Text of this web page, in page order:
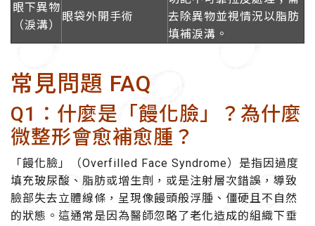
眼下異物
（淚溝）
眼袋外開手術
去除異物並視情況以脂肪
填補淚溝。
常見問題 FAQ
Q1：什麼是「饅化臉」？為什麼
微整形會愈補愈腫？
「饅化臉」（Overfilled Face Syndrome）是指因過度
填充玻尿酸、脂肪或增生劑，或是注射層次錯誤，導致
臉部失去立體線條，呈現像饅頭般浮腫、僵硬且不自然
的狀態。這通常是因為醫師忽略了老化造成的組織下垂